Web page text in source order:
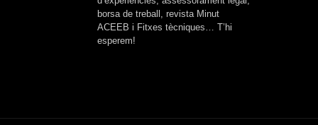
borsa de treball, revista Minut
ACEEB i Fitxes tècniques… T’hi
esperem!